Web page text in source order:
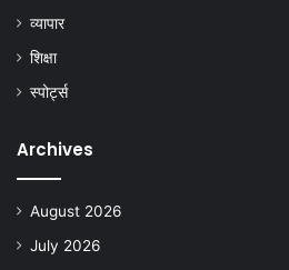
व्यापार
शिक्षा
स्पोर्ट्स
Archives
August 2026
July 2026